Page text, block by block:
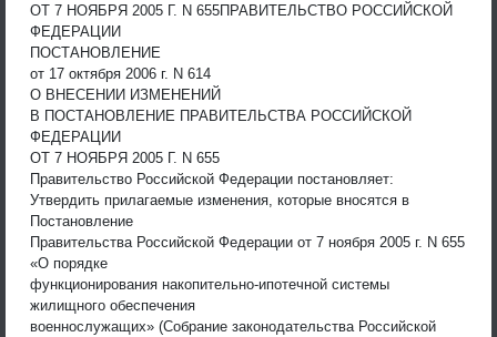
ОТ 7 НОЯБРЯ 2005 Г. N 655ПРАВИТЕЛЬСТВО РОССИЙСКОЙ
ФЕДЕРАЦИИ
ПОСТАНОВЛЕНИЕ
от 17 октября 2006 г. N 614
О ВНЕСЕНИИ ИЗМЕНЕНИЙ
В ПОСТАНОВЛЕНИЕ ПРАВИТЕЛЬСТВА РОССИЙСКОЙ
ФЕДЕРАЦИИ
ОТ 7 НОЯБРЯ 2005 Г. N 655
Правительство Российской Федерации постановляет:
Утвердить прилагаемые изменения, которые вносятся в
Постановление
Правительства Российской Федерации от 7 ноября 2005 г. N 655
«О порядке
функционирования накопительно-ипотечной системы
жилищного обеспечения
военнослужащих» (Собрание законодательства Российской